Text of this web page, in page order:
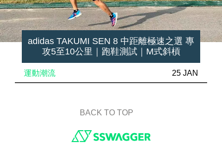
adidas TAKUMI SEN 8 中距離極速之選 專
攻5至10公里｜跑鞋測試｜M式斜槓
運動潮流 25 JAN
BACK TO TOP